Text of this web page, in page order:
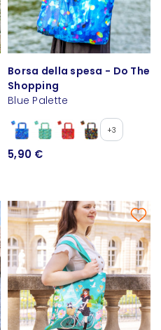
Borsa della spesa - Do The
Shopping
Blue Palette
+3
5,90 €